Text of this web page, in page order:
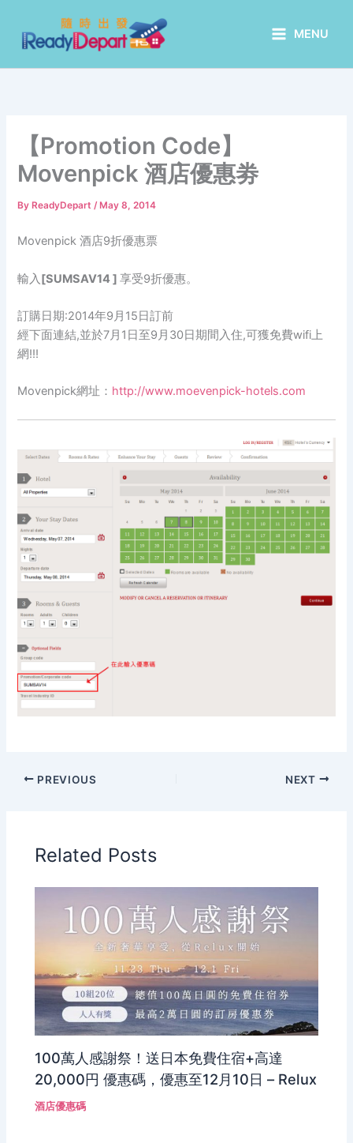
content
MENU
【Promotion Code】
Movenpick 酒店優惠劵
By ReadyDepart/ May 8, 2014
Movenpick 酒店9折優惠票
輸入[SUMSAV14]享受9折優惠。
訂購日期:2014年9月15日訂前
經下面連結,並於7月1日至9月30日期間入住,可獲免費wifi上
網!!!
Movenpick網址： http://www.moevenpick-hotels.com
PREVIOUS NEXT
Related Posts
100萬人感謝祭！送日本免費住宿+高達
20,000円 優惠碼，優惠至12月10日 – Relux
酒店優惠碼